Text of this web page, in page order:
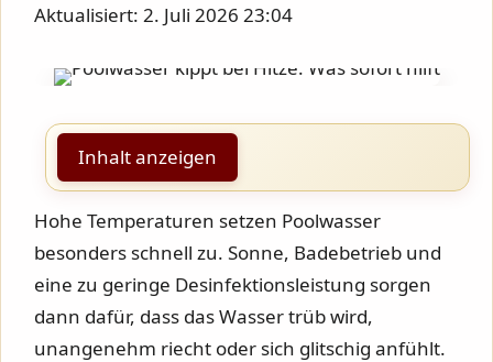
Aktualisiert: 2. Juli 2026 23:04
Inhalt anzeigen
Hohe Temperaturen setzen Poolwasser
besonders schnell zu. Sonne, Badebetrieb und
eine zu geringe Desinfektionsleistung sorgen
dann dafür, dass das Wasser trüb wird,
unangenehm riecht oder sich glitschig anfühlt.